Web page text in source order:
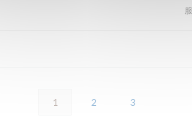
1 2 3